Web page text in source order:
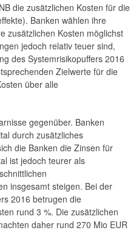
die zusätzlichen Kosten für die
Banken wählen ihre
zusätzlichen Kosten möglichst
jedoch relativ teuer sind,
des Systemrisikopuffers 2016
Zielwerte für die
über alle
gegenüber. Banken
durch zusätzliches
die Banken die Zinsen für
ist jedoch teurer als
insgesamt steigen. Bei der
2016 betrugen die
rund 3 %. Die zusätzlichen
daher rund 270 Mio EUR